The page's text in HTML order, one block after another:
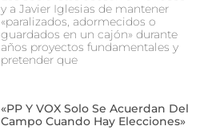
y a Javier Iglesias de mantener
«paralizados, adormecidos o
guardados en un cajón» durante
años proyectos fundamentales y
pretender que
«PP Y VOX Solo Se Acuerdan Del
Campo Cuando Hay Elecciones»